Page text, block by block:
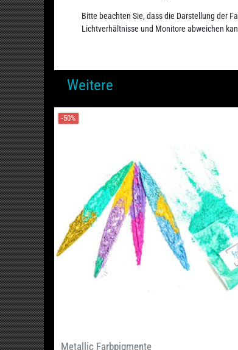
Bitte beachten Sie, dass die Darstellung der
Lichtverhältnisse und Monitore abweichen
Weitere
-50%
Metallic Farbpigmente